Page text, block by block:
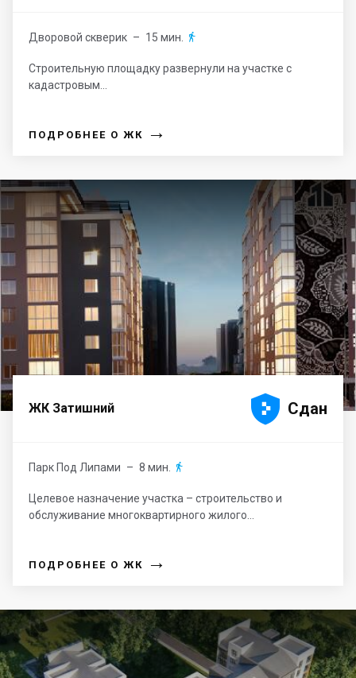
Дворовой скверик – 15 мин. 
Строительную площадку развернули на участке с
кадастровым...
ПОДРОБНЕЕ О ЖК →
ЖК Затишний 



 Сдан
Парк Под Липами – 8 мин. 
Целевое назначение участка – строительство и
обслуживание многоквартирного жилого...
ПОДРОБНЕЕ О ЖК →